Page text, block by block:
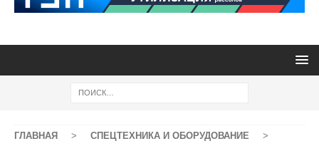
ГЛАВНАЯ > СПЕЦТЕХНИКА И ОБОРУДОВАНИЕ
>